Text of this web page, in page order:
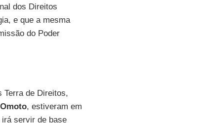
dos Direitos
e que a mesma
do Poder
Terra de Direitos,
, estiveram em
servir de base